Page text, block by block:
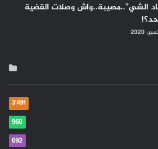
الشي”..مصيبة..واش وصلات القضية
3٬491
960
692